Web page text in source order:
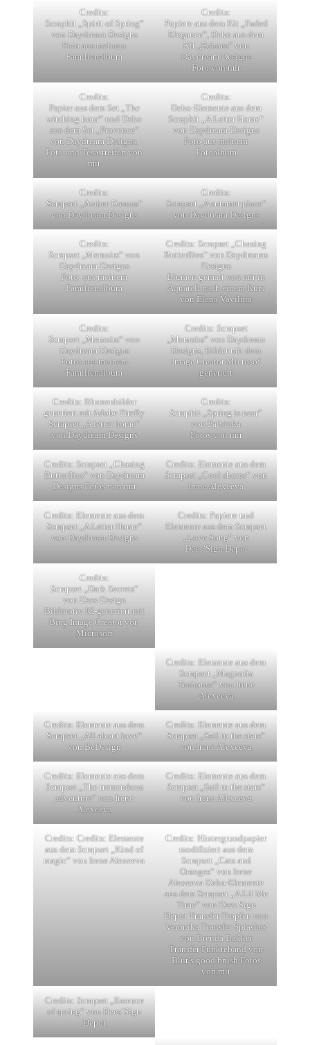
Credits:
Scrapkit „Spirit of Spring“
von Daydream Designs
Foto aus meinem
Familienalbum
Credits:
Papiere aus dem Kit „Faded
Elegance“, Deko aus dem
Kit „Echoes“ von
Daydream Designs
Foto von mir
Credits:
Papier aus dem Set „The
witching hour“ und Deko
aus dem Set „Provence“
von Daydream Designs,
Foto und Tesastreifen von
mir
Credits:
Deko-Elemente aus dem
Scrapkit „A Letter Home“
von Daydream Designs
Foto aus meinem
Fotoalbum
Credits:
Scrapset „Amber Dreams“
von Daydream Designs
Credits:
Scrapset „A summer place“
von Daydream Designs
Credits:
Scrapset „Memoirs“ von
Daydream Designs
Foto: aus meinem
Familienalbum
Credits: Scrapset „Chasing
Butterflies“ von Daydreams
Designs
Blumen gemalt von mir in
Aquarell nach einem Kurs
von Elena Vavilina
Credits:
Scrapset „Memoirs“ von
Daydream Designs
Fotos aus meinem
Familienalbum
Credits: Scrapset
„Memoirs“ von Daydream
Designs, Bilder mit dem
Image Creator Microsof
generiert
Credits: Blumenbilder
generiert mit Adobe Firefly
Scrapset „A letter home“
von Daydream Designs
Credits:
Scrapkit „Spring is near“
von Palvinka
Fotos von mir
Credits: Scrapset „Chasing
Butterflies“ von Daydream
Designs Fotos von mir
Credits: Elemente aus dem
Scrapset „Cool shores“ von
Irene Alexeeva
Credits: Elemente aus dem
Scrapset „A Letter Home“
von Daydream Designs
Credits: Papiere und
Elemente aus dem Scrapset
„Love Song“ von
Dees’Sign Depot
Credits:
Scrapset „Dark Secrets“
von Dees Design
Bildmotiv KI-generiert mit
Bing Image Creator von
Microsoft
Credits: Elemente aus dem
Scrapset „Magnolia
Teahouse“ von Irene
Alexeeva
Credits: Elemente aus dem
Scrapset „All about love“
von BeDesign
Credits: Elemente aus dem
Scrapset „Sail to the stars“
von Irene Alexeeva
Credits: Elemente aus dem
Scrapset „The tremendous
adventure“ von Irene
Alexeeva
Credits: Elemente aus dem
Scrapset „Sail to the stars“
von Irene Alexeeva
Credits: Credits: Elemente
aus dem Scrapset „Kind of
magic“ von Irene Alexeeva
Credits: Hintergrundpapier
modifiziert aus dem
Scrapset „Cats and
Oranges“ von Irene
Alexeeva Deko-Elemente
aus dem Scrapset „A Lil Me
Time“ von Dees Sign
Depot Transfer Tropfen von
Veronika Transfer Splashes
von Brenda Bakker
Transfer Punkteband von
Blur’s good brush Fotos
von mir
Credits: Scrapset „Essence
of spring“ von Dees’Sign
Depot